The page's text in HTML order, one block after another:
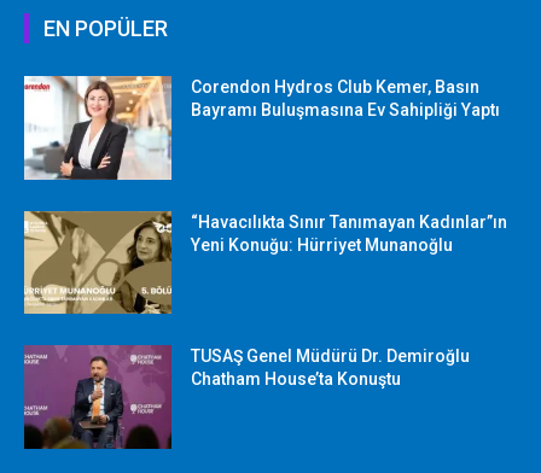
EN POPÜLER
Corendon Hydros Club Kemer, Basın
Bayramı Buluşmasına Ev Sahipliği Yaptı
“Havacılıkta Sınır Tanımayan Kadınlar”ın
Yeni Konuğu: Hürriyet Munanoğlu
TUSAŞ Genel Müdürü Dr. Demiroğlu
Chatham House’ta Konuştu